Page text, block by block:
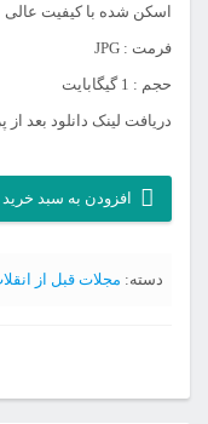
اسکن شده با کیفیت عالی
فرمت : JPG
حجم : 1 گیگابایت
دریافت لینک دانلود بعد
آرشیو
مجله
افزودن به سبد خرید
دسته: مجلات قبل از